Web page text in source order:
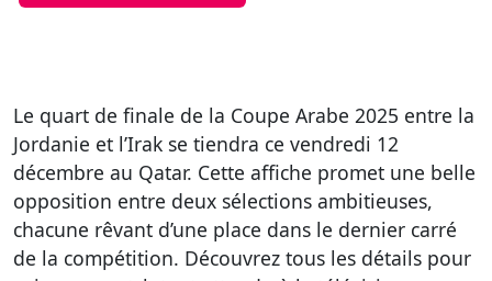
Le quart de finale de la Coupe Arabe 2025 entre la
Jordanie et l’Irak se tiendra ce vendredi 12
décembre au Qatar. Cette affiche promet une belle
opposition entre deux sélections ambitieuses,
chacune rêvant d’une place dans le dernier carré
de la compétition. Découvrez tous les détails pour